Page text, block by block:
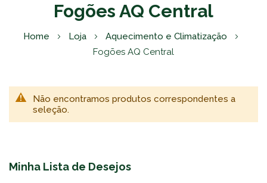
Fogões AQ Central
Home Loja
Aquecimento e Climatização
Fogões AQ Central
Não encontramos produtos correspondentes a
seleção.
Minha Lista de Desejos